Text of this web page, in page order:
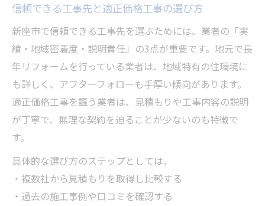
信頼できる工事先と適正価格工事の選び方
新座市で信頼できる工事先を選ぶためには、業者の「実
績・地域密着度・説明責任」の3点が重要です。地元で長
年リフォームを行っている業者は、地域特有の住環境に
も詳しく、アフターフォローも手厚い傾向があります。
適正価格工事を謳う業者は、見積もりや工事内容の説明
が丁寧で、無理な契約を迫ることが少ないのも特徴で
す。
具体的な選び方のステップとしては、
・複数社から見積もりを取得し比較する
・過去の施工事例や口コミを確認する